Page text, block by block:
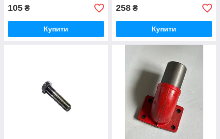
105 ₴
Купити
258 ₴
Купити